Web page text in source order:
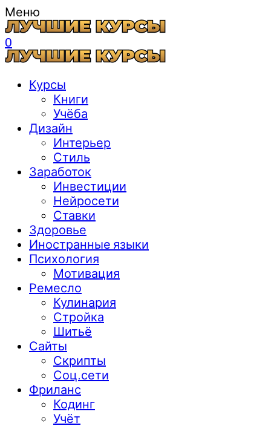
Меню
0
Курсы
Книги
Учёба
Дизайн
Интерьер
Стиль
Заработок
Инвестиции
Нейросети
Ставки
Здоровье
Иностранные языки
Психология
Мотивация
Ремесло
Кулинария
Стройка
Шитьё
Сайты
Скрипты
Соц.сети
Фриланс
Кодинг
Учёт